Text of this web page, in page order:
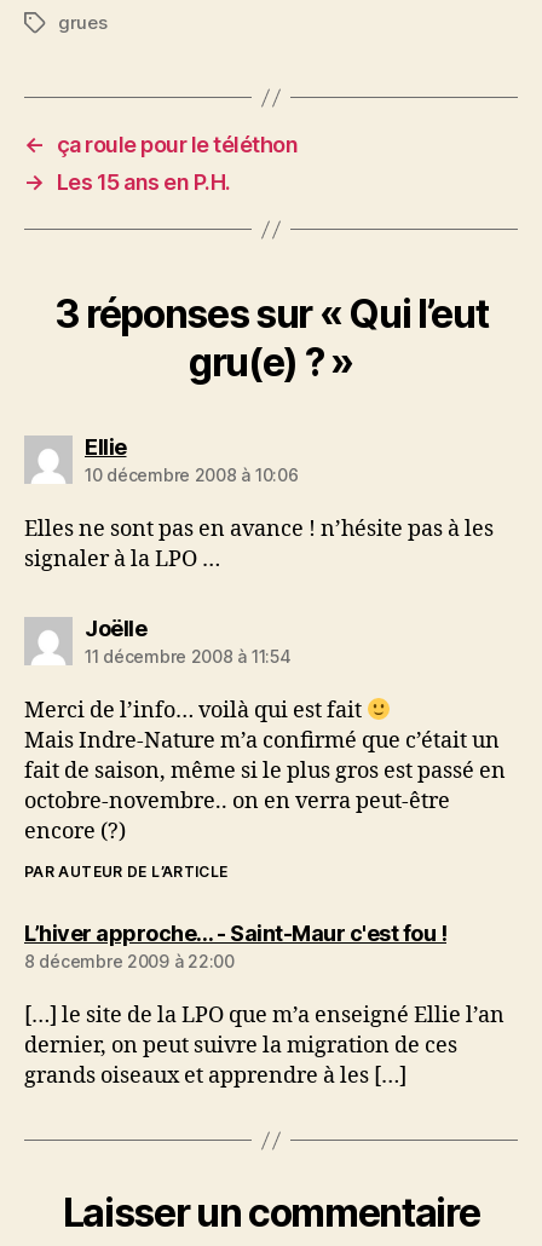
Étiquettes
grues
←
ça roule pour le téléthon
→
Les 15 ans en P.H.
3 réponses sur « Qui l’eut
gru(e) ? »
Elliedit :
10 décembre 2008 à 10:06
Elles ne sont pas en avance ! n’hésite pas à les
signaler à la LPO …
Joëlledit :
11 décembre 2008 à 11:54
Merci de l’info… voilà qui est fait
Mais Indre-Nature m’a confirmé que c’était un
fait de saison, même si le plus gros est passé en
octobre-novembre.. on en verra peut-être
encore (?)
PAR AUTEUR DE L’ARTICLE
L’hiver approche… - Saint-Maur c'est fou !dit :
8 décembre 2009 à 22:00
[…] le site de la LPO que m’a enseigné Ellie l’an
dernier, on peut suivre la migration de ces
grands oiseaux et apprendre à les […]
Laisser un commentaire